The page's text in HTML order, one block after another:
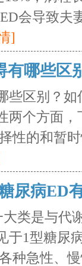
会导致夫
]
有哪些区
些区别？
两个方面
性的和暂
尿病ED
类是与代
于1型糖尿
种急性、